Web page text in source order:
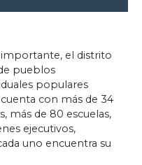
el distrito
pueblos
populares
con más de 34
más de 80 escuelas,
ejecutivos,
uno encuentra su